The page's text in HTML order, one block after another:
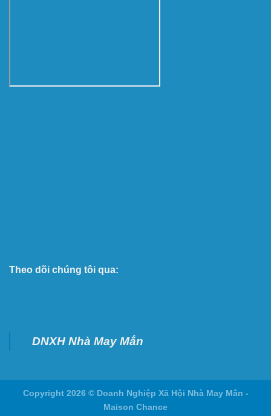
Theo dõi chúng tôi qua:
DNXH Nhà May Mắn
Copyright 2026 © Doanh Nghiệp Xã Hội Nhà May Mắn -
Maison Chance